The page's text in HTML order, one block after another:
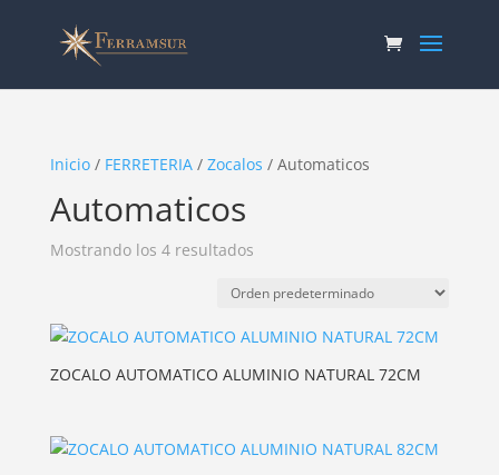
Inicio/ FERRETERIA/ Zocalos / Automaticos
Automaticos
Mostrando los 4 resultados
ZOCALO AUTOMATICO ALUMINIO NATURAL 72CM